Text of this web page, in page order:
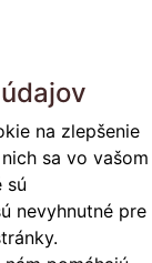
na zlepšenie
sa vo vašom
sú
nevyhnutné pre